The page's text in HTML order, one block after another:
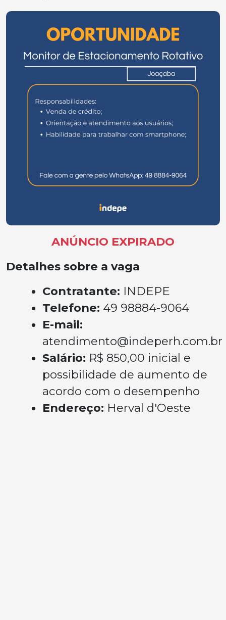
ANÚNCIO EXPIRADO
Detalhes sobre a vaga
Contratante: INDEPE
Telefone: 49 98884-9064
E-mail:
atendimento@indeperh.com.br
Salário: R$ 850,00 inicial e
possibilidade de aumento de
acordo com o desempenho
Endereço: Herval d'Oeste